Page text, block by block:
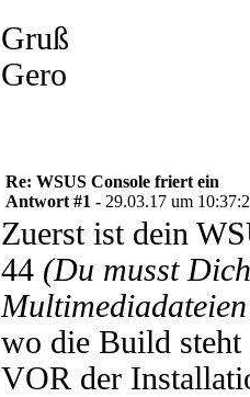
Gruß
Gero
Re: WSUS Console friert ein
Antwort #1 - 29.03.17 um
Zuerst ist dein
44 (Du musst
wo die Build steht
VOR der